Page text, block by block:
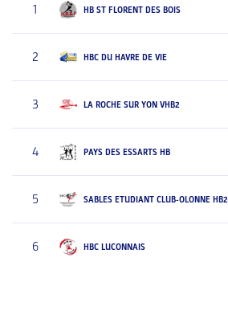
1 HB ST FLORENT DES BOIS
2 HBC DU HAVRE DE VIE
3 LA ROCHE SUR YON VHB2
4 PAYS DES ESSARTS HB
5 SABLES ETUDIANT CLUB-OLONNE HB2
6 HBC LUCONNAIS